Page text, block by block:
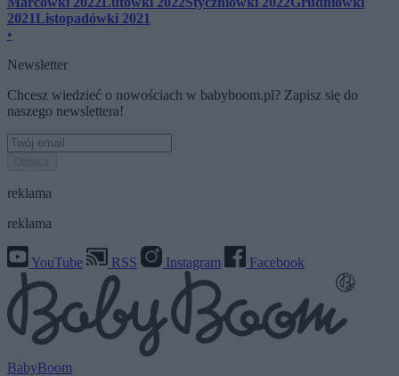
2021Listopadówki 2021
•
Newsletter
Chcesz wiedzieć o nowościach w babyboom.pl? Zapisz się do
naszego newslettera!
reklama
reklama
YouTube RSS Instagram Facebook
BabyBoom